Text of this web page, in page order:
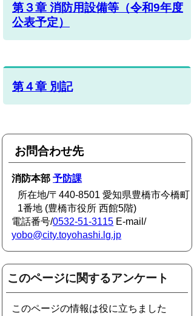
第３章 消防用設備等（令和9年度
公表予定）
第４章 別記
お問合わせ先
消防本部予防課
所在地/〒440-8501 愛知県豊橋市今橋町
1番地 (豊橋市役所 西館5階)
電話番号/0532-51-3115 E-mail/
yobo@city.toyohashi.lg.jp
このページに関するアンケート
このページの情報は役に立ちました